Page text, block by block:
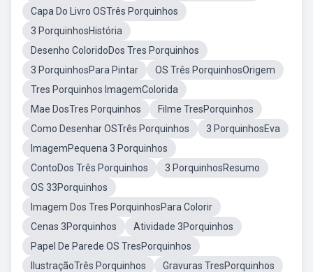
Capa Do Livro OSTrês Porquinhos
3 PorquinhosHistória
Desenho ColoridoDos Tres Porquinhos
3 PorquinhosPara Pintar
OS Três PorquinhosOrigem
Tres Porquinhos ImagemColorida
Mae DosTres Porquinhos
Filme TresPorquinhos
Como Desenhar OSTrês Porquinhos
3 PorquinhosEva
ImagemPequena 3 Porquinhos
ContoDos Três Porquinhos
3 PorquinhosResumo
OS 33Porquinhos
Imagem Dos Tres PorquinhosPara Colorir
Cenas 3Porquinhos
Atividade 3Porquinhos
Papel De Parede OS TresPorquinhos
IlustraçãoTrês Porquinhos
Gravuras TresPorquinhos